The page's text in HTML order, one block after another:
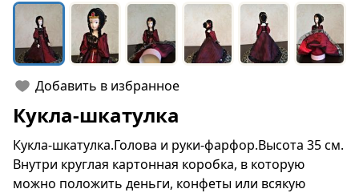
Добавить в избранное
Кукла-шкатулка
Кукла-шкатулка.Голова и руки-фарфор.Высота 35 см.
Внутри круглая картонная коробка, в которую
можно положить деньги, конфеты или всякую